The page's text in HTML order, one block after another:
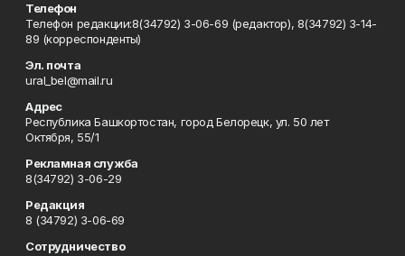
Телефон
Телефон редакции:8(34792) 3-06-69 (редактор), 8(34792) 3-14-
89 (корреспонденты)
Эл. почта
ural_bel@mail.ru
Адрес
Республика Башкортостан, город Белорецк, ул. 50 лет
Октября, 55/1
Рекламная служба
8(34792) 3-06-29
Редакция
8 (34792) 3-06-69
Сотрудничество